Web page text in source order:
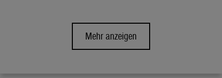
Mehr anzeigen